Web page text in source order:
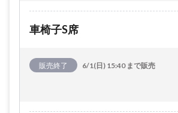
車椅子S席
販売終了 6/1(日) 15:40 まで販売